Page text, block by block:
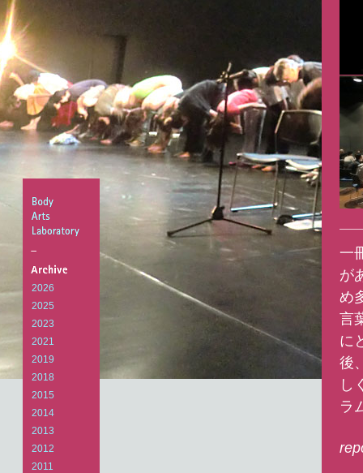
Body
Arts
Laboratory
2026
2025
2023
2021
2019
2018
2015
2014
2013
2012
2011
一
が
め
言
に
後
し
ラ